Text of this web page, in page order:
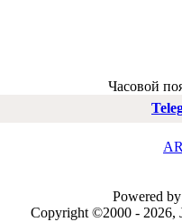
Часовой
Powered
Copyright ©2000 - 2026,